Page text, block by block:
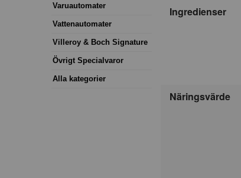
Varuautomater
Vattenautomater
Villeroy & Boch Signature
Övrigt Specialvaror
Alla kategorier
Ingredienser
Näringsvärde